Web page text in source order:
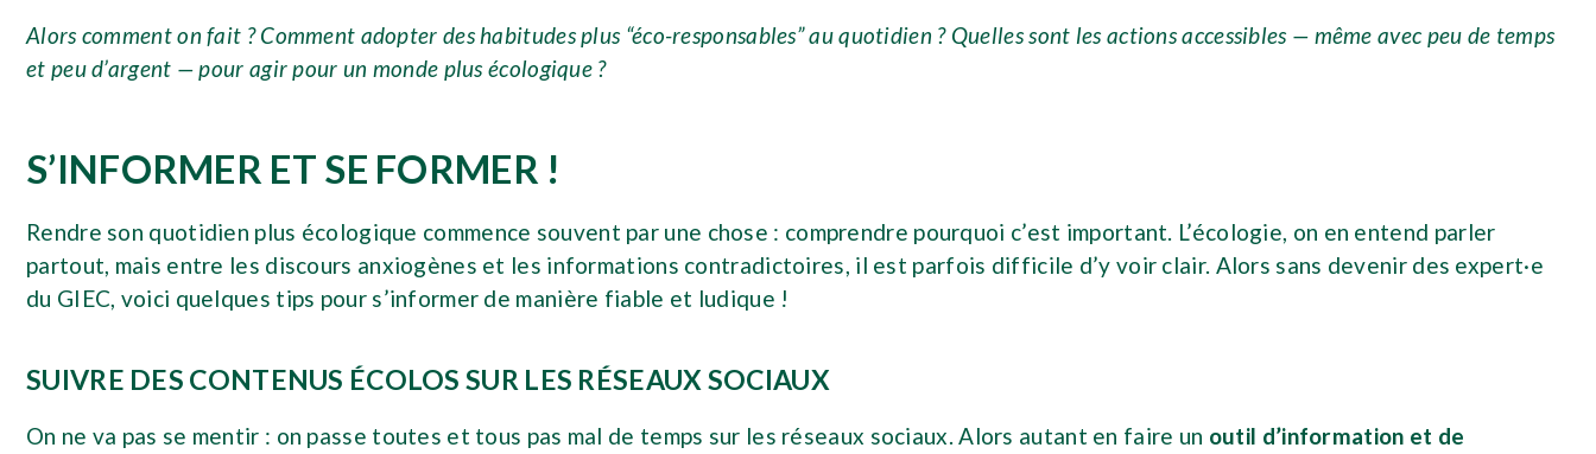
Alors comment on fait ? Comment adopter des habitudes plus “éco-responsables” au quotidien ? Quelles sont les actions accessibles — même avec peu de temps
et peu d’argent — pour agir pour un monde plus écologique ?
S’INFORMER ET SE FORMER !
Rendre son quotidien plus écologique commence souvent par une chose : comprendre pourquoi c’est important. L’écologie, on en entend parler
partout, mais entre les discours anxiogènes et les informations contradictoires, il est parfois difficile d’y voir clair. Alors sans devenir des expert·e
du GIEC, voici quelques tips pour s’informer de manière fiable et ludique !
SUIVRE DES CONTENUS ÉCOLOS SUR LES RÉSEAUX SOCIAUX
On ne va pas se mentir : on passe toutes et tous pas mal de temps sur les réseaux sociaux. Alors autant en faire un outil d’information et de